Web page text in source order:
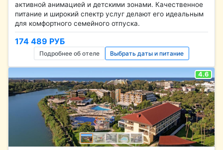
активной анимацией и детскими зонами. Качественное
питание и широкий спектр услуг делают его идеальным
для комфортного семейного отпуска.
174 489 РУБ
Подробнее об отеле Выбрать даты и питание
4.6